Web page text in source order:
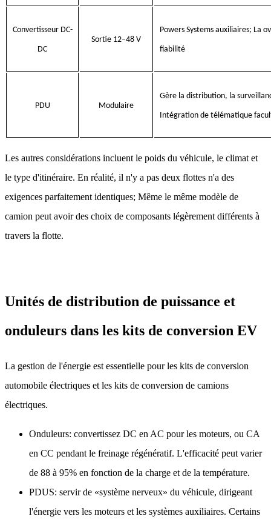
Convertisseur DC-
DC
Sortie 12–48 V
Powers Systems auxiliaires; La
fiabilité
PDU Modulaire
Gère la distribution, la
Intégration de télématique
Les autres considérations incluent le poids du véhicule, le climat et
le type d'itinéraire. En réalité, il n'y a pas deux flottes n'a des
exigences parfaitement identiques; Même le même modèle de
camion peut avoir des choix de composants légèrement différents à
travers la flotte.
Unités de distribution de puissance et
onduleurs dans les kits de conversion EV
La gestion de l'énergie est essentielle pour les kits de conversion
automobile électriques et les kits de conversion de camions
électriques.
Onduleurs: convertissez DC en AC pour les moteurs, ou CA
en CC pendant le freinage régénératif. L'efficacité peut varier
de 88 à 95% en fonction de la charge et de la température.
PDUS: servir de «système nerveux» du véhicule, dirigeant
l'énergie vers les moteurs et les systèmes auxiliaires. Certains